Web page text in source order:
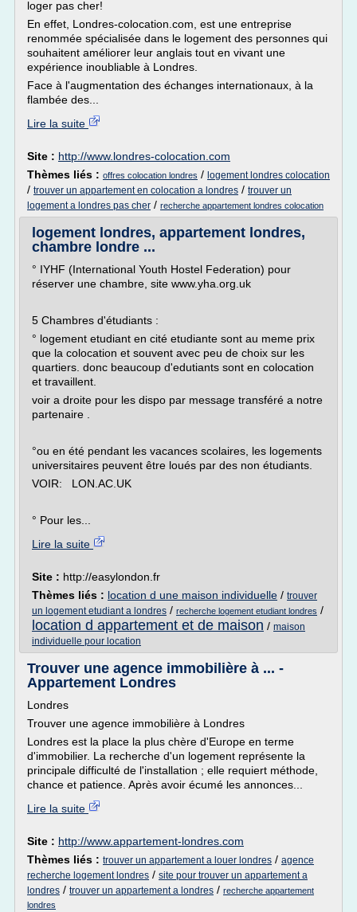
loger pas cher!
En effet, Londres-colocation.com, est une entreprise
renommée spécialisée dans le logement des personnes qui
souhaitent améliorer leur anglais tout en vivant une
expérience inoubliable à Londres.
Face à l'augmentation des échanges internationaux, à la
flambée des...
Lire la suite
Site : http://www.londres-colocation.com
Thèmes liés : offres colocation londres / logement londres colocation
/ trouver un appartement en colocation a londres / trouver un
logement a londres pas cher / recherche appartement londres colocation
logement londres, appartement londres,
chambre londre ...
° IYHF (International Youth Hostel Federation) pour
réserver une chambre, site www.yha.org.uk
5 Chambres d'étudiants :
° logement etudiant en cité etudiante sont au meme prix
que la colocation et souvent avec peu de choix sur les
quartiers. donc beaucoup d'edutiants sont en colocation
et travaillent.
voir a droite pour les dispo par message transféré a notre
partenaire .
°ou en été pendant les vacances scolaires, les logements
universitaires peuvent être loués par des non étudiants.
VOIR: LON.AC.UK
° Pour les...
Lire la suite
Site : http://easylondon.fr
Thèmes liés : location d une maison individuelle / trouver
un logement etudiant a londres / recherche logement etudiant londres /
location d appartement et de maison / maison
individuelle pour location
Trouver une agence immobilière à ... -
Appartement Londres
Londres
Trouver une agence immobilière à Londres
Londres est la place la plus chère d'Europe en terme
d'immobilier. La recherche d'un logement représente la
principale difficulté de l'installation ; elle requiert méthode,
chance et patience. Après avoir écumé les annonces...
Lire la suite
Site : http://www.appartement-londres.com
Thèmes liés : trouver un appartement a louer londres / agence
recherche logement londres / site pour trouver un appartement a
londres / trouver un appartement a londres / recherche appartement
londres